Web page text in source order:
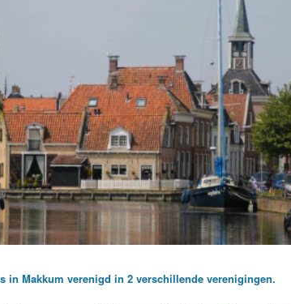
in Makkum verenigd in 2 verschillende verenigingen.